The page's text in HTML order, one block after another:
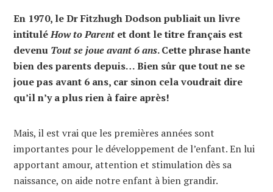
En 1970, le Dr Fitzhugh Dodson publiait un livre
intituléHow to Parent et dont le titre français est
devenu Tout se joue avant 6 ans. Cette phrase hante
bien des parents depuis… Bien sûr que tout ne se
joue pas avant 6 ans, car sinon cela voudrait dire
qu’il n’y a plus rien à faire après!
Mais, il est vrai que les premières années sont
importantes pour le développement de l’enfant. En lui
apportant amour, attention et stimulation dès sa
naissance, on aide notre enfant à bien grandir.